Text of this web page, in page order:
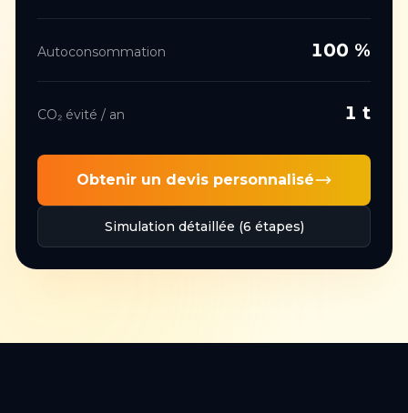
Autoconsommation 100 %
CO₂ évité / an 1 t
Obtenir un devis personnalisé
Simulation détaillée (6 étapes)